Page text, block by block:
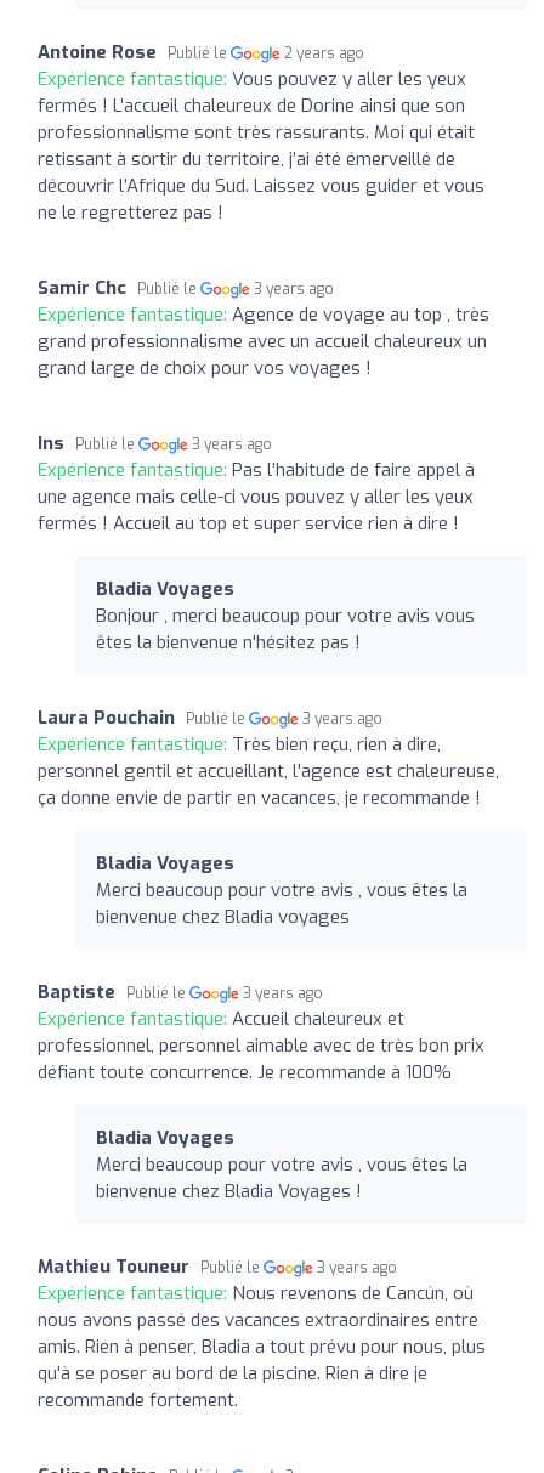
Antoine Rose Publié le 2 years ago
Expérience fantastique: Vous pouvez y aller les yeux
fermés ! L’accueil chaleureux de Dorine ainsi que son
professionnalisme sont très rassurants. Moi qui était
retissant à sortir du territoire, j’ai été émerveillé de
découvrir l’Afrique du Sud. Laissez vous guider et vous
ne le regretterez pas !
Samir Chc Publié le 3 years ago
Expérience fantastique: Agence de voyage au top , très
grand professionnalisme avec un accueil chaleureux un
grand large de choix pour vos voyages !
Ins Publié le 3 years ago
Expérience fantastique: Pas l’habitude de faire appel à
une agence mais celle-ci vous pouvez y aller les yeux
fermés ! Accueil au top et super service rien à dire !
Bladia Voyages
Bonjour , merci beaucoup pour votre avis vous
êtes la bienvenue n'hésitez pas !
Laura Pouchain Publié le 3 years ago
Expérience fantastique: Très bien reçu, rien à dire,
personnel gentil et accueillant, l'agence est chaleureuse,
ça donne envie de partir en vacances, je recommande !
Bladia Voyages
Merci beaucoup pour votre avis , vous êtes la
bienvenue chez Bladia voyages
Baptiste Publié le 3 years ago
Expérience fantastique: Accueil chaleureux et
professionnel, personnel aimable avec de très bon prix
défiant toute concurrence. Je recommande à 100%
Bladia Voyages
Merci beaucoup pour votre avis , vous êtes la
bienvenue chez Bladia Voyages !
Mathieu Touneur Publié le 3 years ago
Expérience fantastique: Nous revenons de Cancún, où
nous avons passé des vacances extraordinaires entre
amis. Rien à penser, Bladia a tout prévu pour nous, plus
qu'à se poser au bord de la piscine. Rien à dire je
recommande fortement.